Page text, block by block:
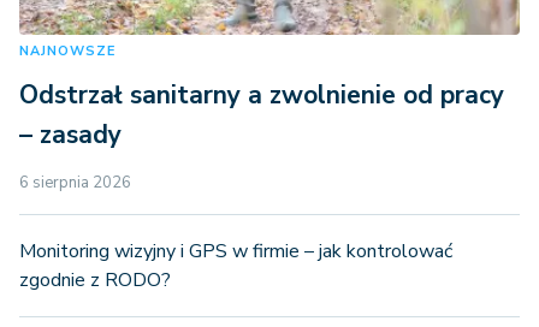
NAJNOWSZE
Odstrzał sanitarny a zwolnienie od pracy
– zasady
6 sierpnia 2026
Monitoring wizyjny i GPS w firmie – jak kontrolować
zgodnie z RODO?